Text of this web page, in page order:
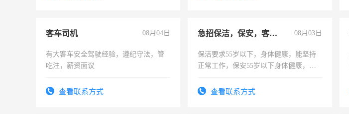
客车司机 08月04日
有大客车安全驾驶经验，遵纪守法，管
吃注，薪资面议
查看联系方式
急招保洁，保安，客服，工程 08月03日
保洁要求55岁以下，身体健康，能坚持
正常工作，保安55岁以下身体健康，有
录，客服要求45岁以下高中以上文化，
查看联系方式